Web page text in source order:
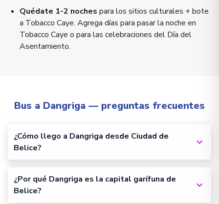
Quédate 1-2 noches para los sitios culturales + bote
a Tobacco Caye. Agrega días para pasar la noche en
Tobacco Caye o para las celebraciones del Día del
Asentamiento.
Bus a Dangriga — preguntas frecuentes
¿Cómo llego a Dangriga desde Ciudad de
Belice?
¿Por qué Dangriga es la capital garífuna de
Belice?